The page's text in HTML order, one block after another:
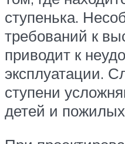
ступенька.
требований к
приводит к
эксплуатации.
ступени
детей и